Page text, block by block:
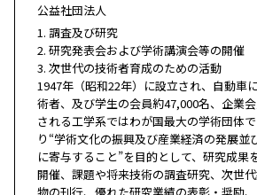
公益社団法人
1. 調査及び研究
2. 研究発表会および学術講演会等の開催
3. 次世代の技術者育成のための活動
1947年（昭和22年）に設立され、自動車
術者、及び学生の会員約47,000名、企業
される工学系ではわが国最大の学術団体
り“学術文化の振興及び産業経済の発展並
に寄与すること”を目的として、研究成果
開催、課題や将来技術の調査研究、次世
物の刊行、優れた研究業績の表彰・奨励